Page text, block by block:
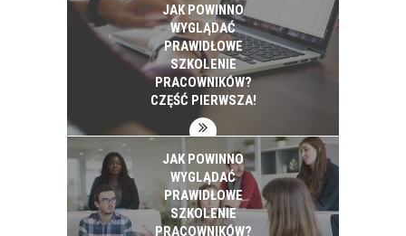
JAK POWINNO
WYGLĄDAĆ
PRAWIDŁOWE
SZKOLENIE
PRACOWNIKÓW?
CZĘŚĆ PIERWSZA!
JAK POWINNO
WYGLĄDAĆ
PRAWIDŁOWE
SZKOLENIE
PRACOWNIKÓW?